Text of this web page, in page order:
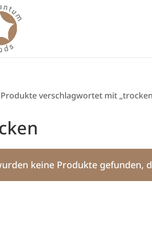
verschlagwortet mit
keine Produkte gefunden,